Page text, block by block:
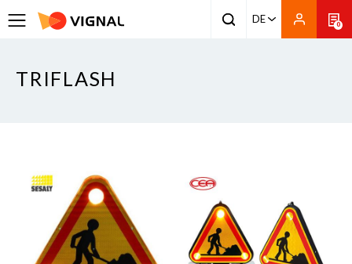
DE 0
TRIFLASH